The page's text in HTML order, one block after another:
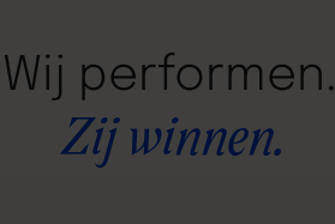
Wij performen.
Zij winnen.